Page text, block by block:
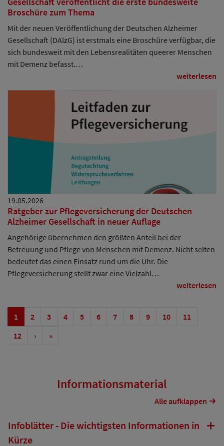
Broschüre zum Thema
Mit der neuen Veröffentlichung der Deutschen Alzheimer
Gesellschaft (DAlzG) ist erstmals eine Broschüre verfügbar, die
sich bundesweit mit den Lebensrealitäten queerer Menschen
mit Demenz befasst.…
weiterlesen
19.05.2026
Ratgeber zur Pflegeversicherung der Deutschen
Alzheimer Gesellschaft in neuer Auflage
Angehörige übernehmen den größten Anteil bei der
Betreuung und Pflege von Menschen mit Demenz. Nicht selten
bedeutet das einen Einsatz rund um die Uhr. Die
Pflegeversicherung stellt zwar eine Vielzahl…
weiterlesen
1 2 3 4 5 6 7 8 9 10
11
12
› »
Informationsmaterial
Alle aufklappen
Infoblätter - Die wichtigsten Informationen in
Kürze